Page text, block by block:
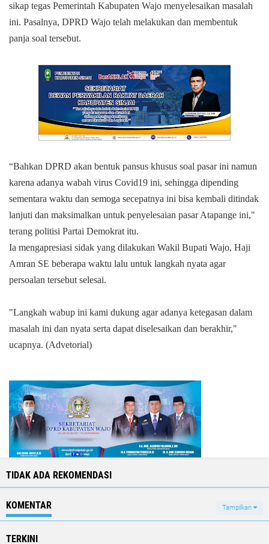
sikap tegas Pemerintah Kabupaten Wajo menyelesaikan masalah
ini. Pasalnya, DPRD Wajo telah melakukan dan membentuk
panja soal tersebut.
“Bahkan DPRD akan bentuk pansus khusus soal pasar ini namun
karena adanya wabah virus Covid19 ini, sehingga dipending
sementara waktu dan semoga secepatnya ini bisa kembali ditindak
lanjuti dan maksimalkan untuk penyelesaian pasar Atapange ini,"
terang politisi Partai Demokrat itu.
Ia mengapresiasi sidak yang dilakukan Wakil Bupati Wajo, Haji
Amran SE beberapa waktu lalu untuk langkah nyata agar
persoalan tersebut selesai.
"Langkah wabup ini kami dukung agar adanya ketegasan dalam
masalah ini dan nyata serta dapat diselesaikan dan berakhir,"
ucapnya. (Advetorial)
TIDAK ADA REKOMENDASI
KOMENTAR Tampilkan
TERKINI